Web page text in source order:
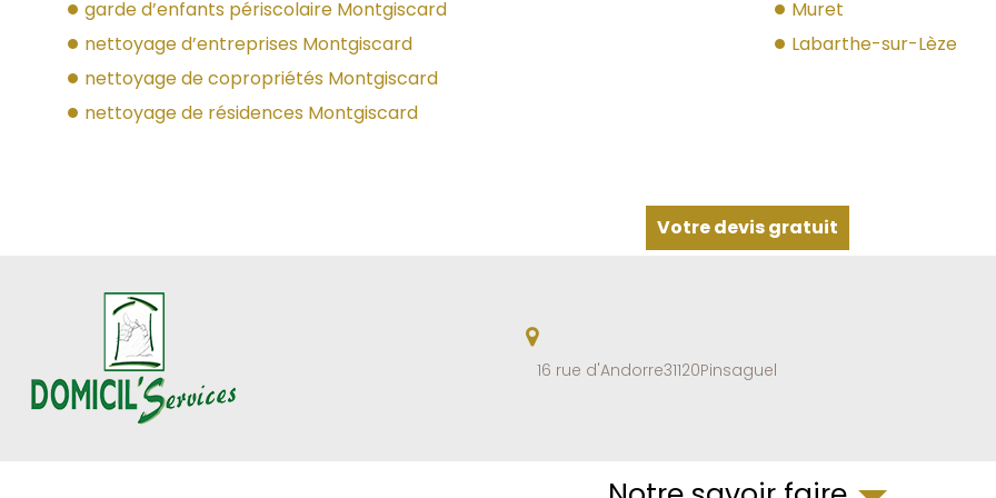
garde d’enfants périscolaire Montgiscard
nettoyage d’entreprises Montgiscard
nettoyage de copropriétés Montgiscard
nettoyage de résidences Montgiscard
Muret
Labarthe-sur-Lèze
Votre devis gratuit
16 rue d'Andorre31120Pinsaguel